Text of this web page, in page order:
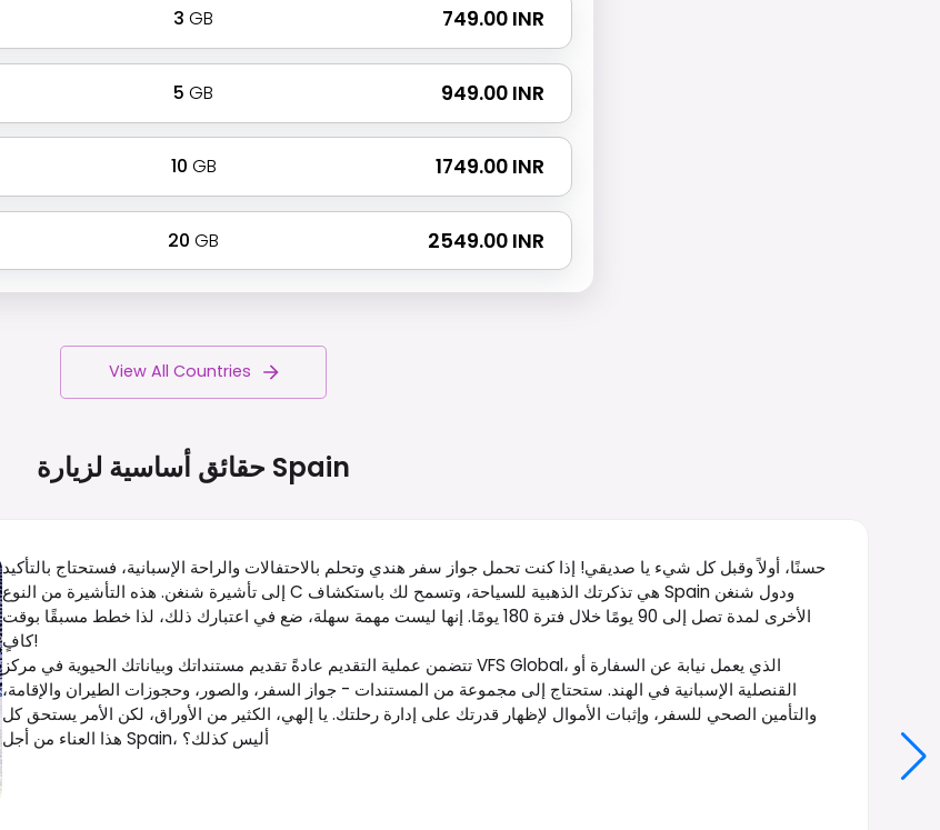
3 GB ₹ 749.00 INR
5 GB ₹ 949.00 INR
10 GB ₹ 1749.00 INR
20 GB ₹ 2549.00 INR
View All Countries
حقائق أساسية لزيارة Spain
حسنًا، أولاً وقبل كل شيء يا صديقي! إذا كنت تحمل جواز سفر هندي وتحلم بالاحتفالات والراحة الإسبانية، فستحتاج بالتأكيد
إلى تأشيرة شنغن. هذه التأشيرة من النوع C هي تذكرتك الذهبية للسياحة، وتسمح لك باستكشاف Spain ودول شنغن
الأخرى لمدة تصل إلى 90 يومًا خلال فترة 180 يومًا. إنها ليست مهمة سهلة، ضع في اعتبارك ذلك، لذا خطط مسبقًا بوقت
كافٍ!
تتضمن عملية التقديم عادةً تقديم مستنداتك وبياناتك الحيوية في مركز VFS Global، الذي يعمل نيابة عن السفارة أو
القنصلية الإسبانية في الهند. ستحتاج إلى مجموعة من المستندات - جواز السفر، والصور، وحجوزات الطيران والإقامة،
والتأمين الصحي للسفر، وإثبات الأموال لإظهار قدرتك على إدارة رحلتك. يا إلهي، الكثير من الأوراق، لكن الأمر يستحق كل
هذا العناء من أجل Spain، أليس كذلك؟